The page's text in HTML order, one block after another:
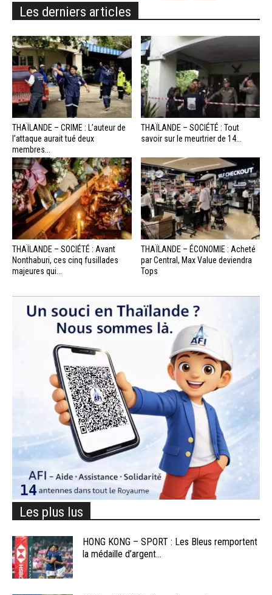
Les derniers articles
THAÏLANDE – CRIME : L’auteur de
l’attaque aurait tué deux
membres...
THAÏLANDE – SOCIÉTÉ : Tout
savoir sur le meurtrier de 14...
THAÏLANDE – SOCIÉTÉ : Avant
Nonthaburi, ces cinq fusillades
majeures qui...
THAÏLANDE – ÉCONOMIE : Acheté
par Central, Max Value deviendra
Tops
Les plus lus
HONG KONG – SPORT : Les Bleus remportent
la médaille d’argent...